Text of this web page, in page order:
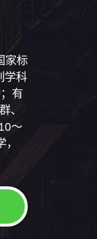
家标
学科
有
、
～